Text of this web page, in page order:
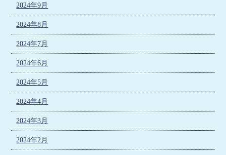
2024年9月
2024年8月
2024年7月
2024年6月
2024年5月
2024年4月
2024年3月
2024年2月